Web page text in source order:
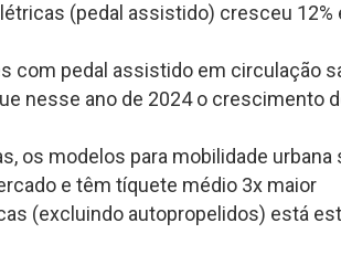
(pedal assistido) cresceu 12%
com pedal assistido em circulação
nesse ano de 2024 o crescimento
os modelos para mobilidade urbana
e têm tíquete médio 3x maior
(excluindo autopropelidos) está